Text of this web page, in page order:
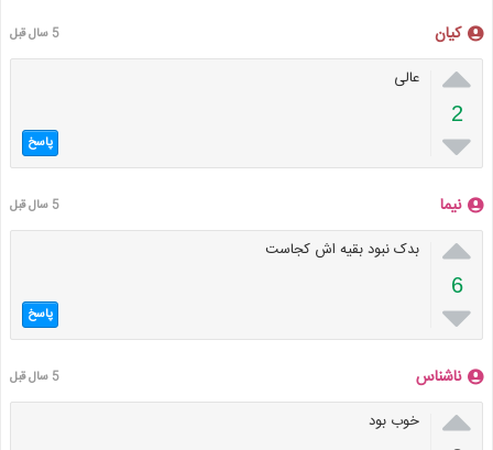
کیان 5 سال قبل

2

عالی
پاسخ
نیما 5 سال قبل

6

بدک نبود بقیه اش کجاست
پاسخ
ناشناس 5 سال قبل
 خوب بود